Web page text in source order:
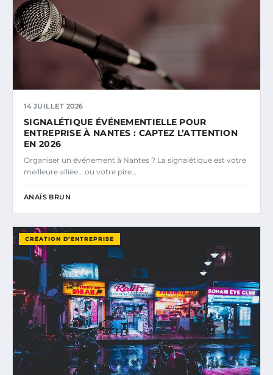
14 JUILLET 2026
SIGNALÉTIQUE ÉVÉNEMENTIELLE POUR
ENTREPRISE À NANTES : CAPTEZ L’ATTENTION
EN 2026
Organiser un événement à Nantes ? La signalétique est votre
meilleure alliée… ou votre pire…
ANAÏS BRUN
CRÉATION D’ENTREPRISE